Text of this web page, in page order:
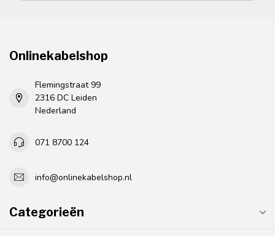
Onlinekabelshop
Flemingstraat 99
2316 DC Leiden
Nederland
071 8700 124
info@onlinekabelshop.nl
Categorieën